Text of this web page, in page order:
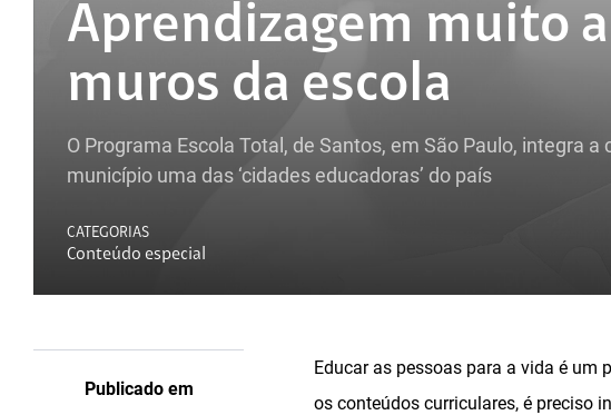
Aprendizagem muito
muros da escola
O Programa Escola Total, de Santos, em São Paulo, integra
município uma das ‘cidades educadoras’ do país
CATEGORIAS
Conteúdo especial
Publicado em
Educar as pessoas para a vida é um
os conteúdos curriculares, é preciso